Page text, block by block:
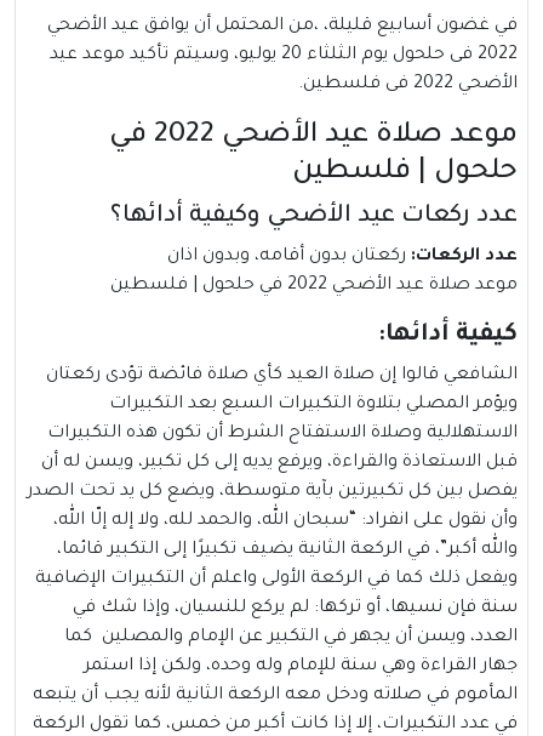
في غضون أسابيع قليلة، ،من المحتمل أن يوافق عيد الأضحي
2022 فى حلحول يوم الثلثاء 20 يوليو، وسيتم تأكيد موعد عيد
الأضحي 2022 فى فلسطين.
موعد صلاة عيد الأضحي 2022 في
حلحول | فلسطين
عدد ركعات عيد الأضحي وكيفية أدائها؟
عدد الركعات: ركعتان بدون أقامه، وبدون اذان
موعد صلاة عيد الأضحي 2022 في حلحول | فلسطين
كيفية أدائها:
الشافعي قالوا إن صلاة العيد كأي صلاة فائضة تؤدى ركعتان
ويؤمر المصلي بتلاوة التكبيرات السبع بعد التكبيرات
الاستهلالية وصلاة الاستفتاح الشرط أن تكون هذه التكبيرات
قبل الاستعاذة والقراءة، ويرفع يديه إلى كل تكبير، ويسن له أن
يفصل بين كل تكبيرتين بآية متوسطة، ويضع كل يد تحت الصدر
وأن نقول على انفراد: “سبحان الله، والحمد لله، ولا إله إلّا الله،
والله أكبر”، في الركعة الثانية يضيف تكبيرًا إلى التكبير قائما،
ويفعل ذلك كما في الركعة الأولى واعلم أن التكبيرات الإضافية
سنة فإن نسيها، أو تركها: لم يركع للنسيان، وإذا شك في
العدد، ويسن أن يجهر في التكبير عن الإمام والمصلين كما
جهار القراءة وهي سنة للإمام وله وحده، ولكن إذا استمر
المأموم في صلاته ودخل معه الركعة الثانية لأنه يجب أن يتبعه
في عدد التكبيرات، إلا إذا كانت أكبر من خمس، كما تقول الركعة